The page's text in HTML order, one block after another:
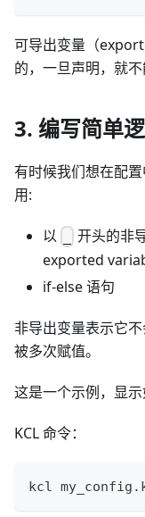
可导出变量（
的，一旦声明，就不
3. 编写简单
有时候我们想在配
用:
以
开头的非
exported
if-else 语句
非导出变量表示它
被多次赋值。
这是一个示例，显示
KCL 命令：
kcl my_config .